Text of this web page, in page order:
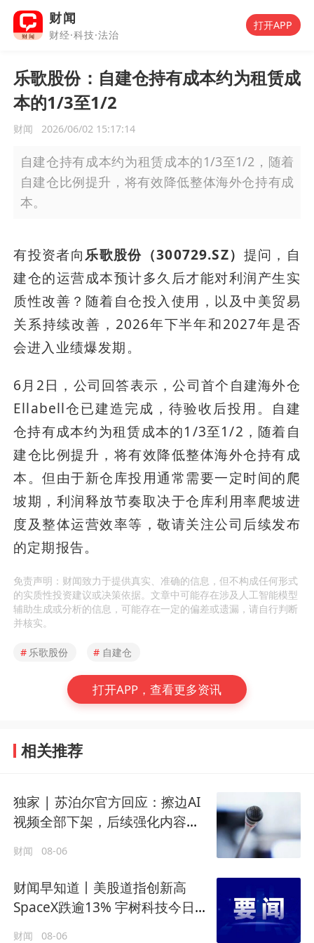
财闻
财经·科技·法治
打开APP
乐歌股份：自建仓持有成本约为租赁成
本的1/3至1/2
财闻 2026/06/02 15:17:14
自建仓持有成本约为租赁成本的1/3至1/2，随着
自建仓比例提升，将有效降低整体海外仓持有成
本。
有投资者向乐歌股份（300729.SZ） 提问，自
建仓的运营成本预计多久后才能对利润产生实
质性改善？随着自仓投入使用，以及中美贸易
关系持续改善，2026年下半年和2027年是否
会进入业绩爆发期。
6月2日，公司回答表示，公司首个自建海外仓
Ellabell仓已建造完成，待验收后投用。自建
仓持有成本约为租赁成本的1/3至1/2，随着自
建仓比例提升，将有效降低整体海外仓持有成
本。但由于新仓库投用通常需要一定时间的爬
坡期，利润释放节奏取决于仓库利用率爬坡进
度及整体运营效率等，敬请关注公司后续发布
的定期报告。
免责声明：财闻致力于提供真实、准确的信息，但不构成任何形式
的实质性投资建议或决策依据。文章中可能存在涉及人工智能模型
辅助生成或分析的信息，可能存在一定的偏差或遗漏，请自行判断
并核实。
# 乐歌股份 # 自建仓
打开APP，查看更多资讯
相关推荐
独家 | 苏泊尔官方回应：擦边AI
视频全部下架，后续强化内容审
财闻 08-06
财闻早知道丨美股道指创新高
SpaceX跌逾13% 宇树科技今日确
财闻 08-06